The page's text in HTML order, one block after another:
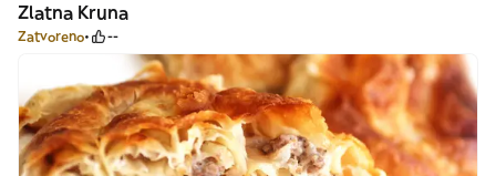
Zlatna Kruna
Zatvoreno --